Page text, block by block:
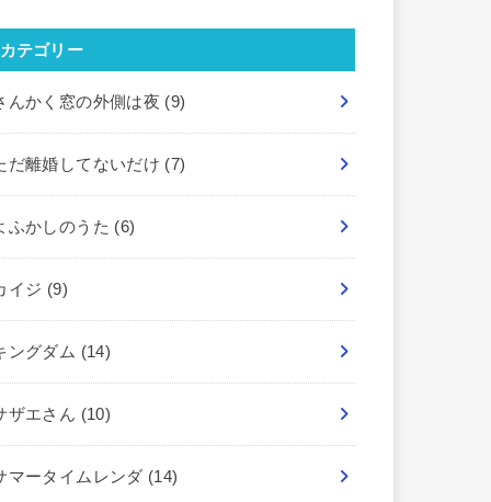
カテゴリー
んかく窓の外側は夜 (9)
だ離婚してないだけ (7)
ふかしのうた (6)
イジ (9)
ングダム (14)
ザエさん (10)
マータイムレンダ (14)